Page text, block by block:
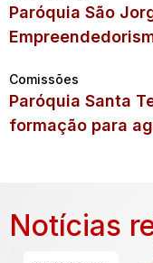
Paróquia São
Comissões
Paróquia Santa
formação para
Notícias